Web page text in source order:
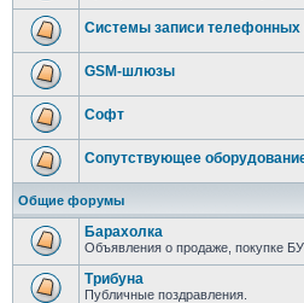
Системы записи телефонных
GSM-шлюзы
Софт
Сопутствующее
Общие форумы
Барахолка
Объявления о продаже, покупке БУ
Трибуна
Публичные поздравления.